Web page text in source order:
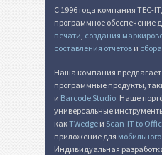
С 1996 года компания TEC-
программное обеспечение
печати создания
составления отчетов и
Наша компания
программные продукты,
и Barcode Studio. Наше
универсальные
какTWedge и Scan-IT to
приложение для
Индивидуальная